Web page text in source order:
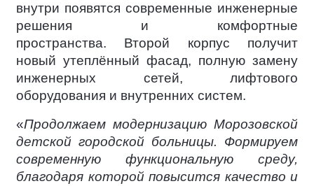
внутри появятся современные инженерные
решения и комфортные
пространства. Второй корпус получит
новый утеплённый фасад, полную замену
инженерных сетей, лифтового
оборудования и внутренних систем.
«Продолжаем модернизацию Морозовской
детской городской больницы. Формируем
современную функциональную среду,
благодаря которой повысится качество и